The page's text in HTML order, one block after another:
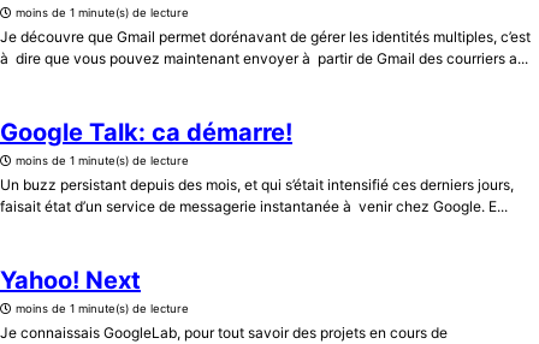
moins de 1 minute(s) de lecture
Je découvre que Gmail permet dorénavant de gérer les identités multiples, c’est
à dire que vous pouvez maintenant envoyer à partir de Gmail des courriers a...
Google Talk: ca démarre!
moins de 1 minute(s) de lecture
Un buzz persistant depuis des mois, et qui s’était intensifié ces derniers jours,
faisait état d’un service de messagerie instantanée à venir chez Google. E...
Yahoo! Next
moins de 1 minute(s) de lecture
Je connaissais GoogleLab, pour tout savoir des projets en cours de